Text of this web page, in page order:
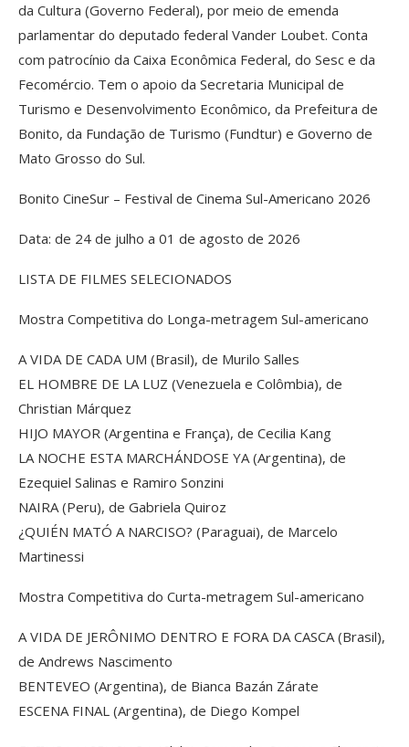
da Cultura (Governo Federal), por meio de emenda
parlamentar do deputado federal Vander Loubet. Conta
com patrocínio da Caixa Econômica Federal, do Sesc e da
Fecomércio. Tem o apoio da Secretaria Municipal de
Turismo e Desenvolvimento Econômico, da Prefeitura de
Bonito, da Fundação de Turismo (Fundtur) e Governo de
Mato Grosso do Sul.
Bonito CineSur – Festival de Cinema Sul-Americano 2026
Data: de 24 de julho a 01 de agosto de 2026
LISTA DE FILMES SELECIONADOS
Mostra Competitiva do Longa-metragem Sul-americano
A VIDA DE CADA UM (Brasil), de Murilo Salles
EL HOMBRE DE LA LUZ (Venezuela e Colômbia), de
Christian Márquez
HIJO MAYOR (Argentina e França), de Cecilia Kang
LA NOCHE ESTA MARCHÁNDOSE YA (Argentina), de
Ezequiel Salinas e Ramiro Sonzini
NAIRA (Peru), de Gabriela Quiroz
¿QUIÉN MATÓ A NARCISO? (Paraguai), de Marcelo
Martinessi
Mostra Competitiva do Curta-metragem Sul-americano
A VIDA DE JERÔNIMO DENTRO E FORA DA CASCA (Brasil),
de Andrews Nascimento
BENTEVEO (Argentina), de Bianca Bazán Zárate
ESCENA FINAL (Argentina), de Diego Kompel